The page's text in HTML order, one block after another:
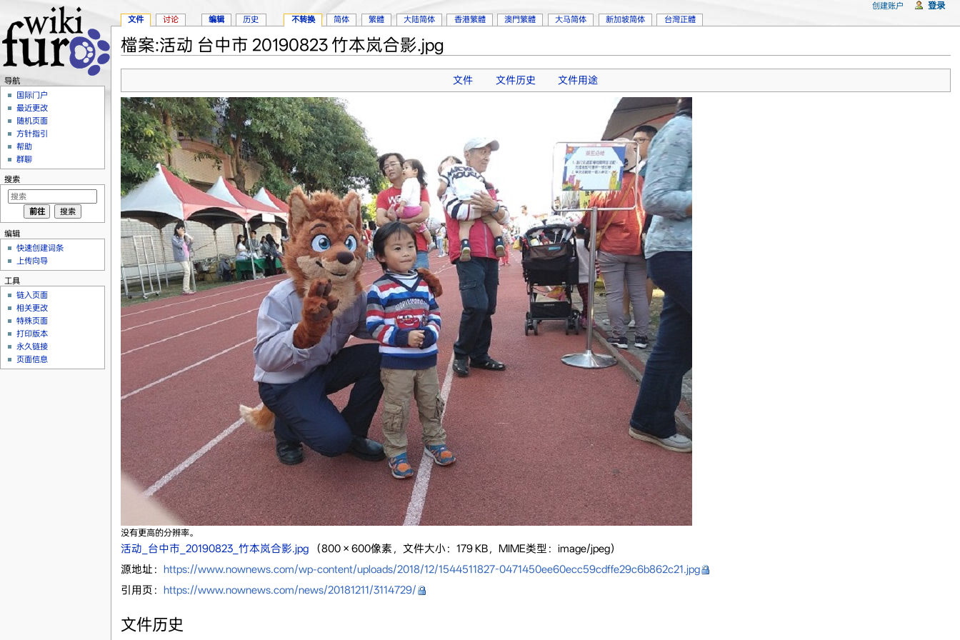
檔案:活动 台中市 20190823 竹本岚合影.jpg
文件 文件历史 文件用途
没有更高的分辨率。
活动_台中市_20190823_竹本岚合影.jpg‎
（800 × 600像素，文件大小：179 KB，MIME类型：image/jpeg）
源地址： https://www.nownews.com/wp-content/uploads/2018/12/1544511827-0471450ee60ecc59cdffe29c6b862c21.jpg
引用页： https://www.nownews.com/news/20181211/3114729/
文件历史
文件 讨论 编辑 历史 不转换 简体 繁體 大陆简体 香港繁體 澳門繁體 大马简体 新加坡简体 台灣正體
创建账户 登录
导航
国际门户
最近更改
随机页面
方针指引
帮助
群聊
搜索
编辑
快速创建词条
上传向导
工具
链入页面
相关更改
特殊页面
打印版本
永久链接
页面信息